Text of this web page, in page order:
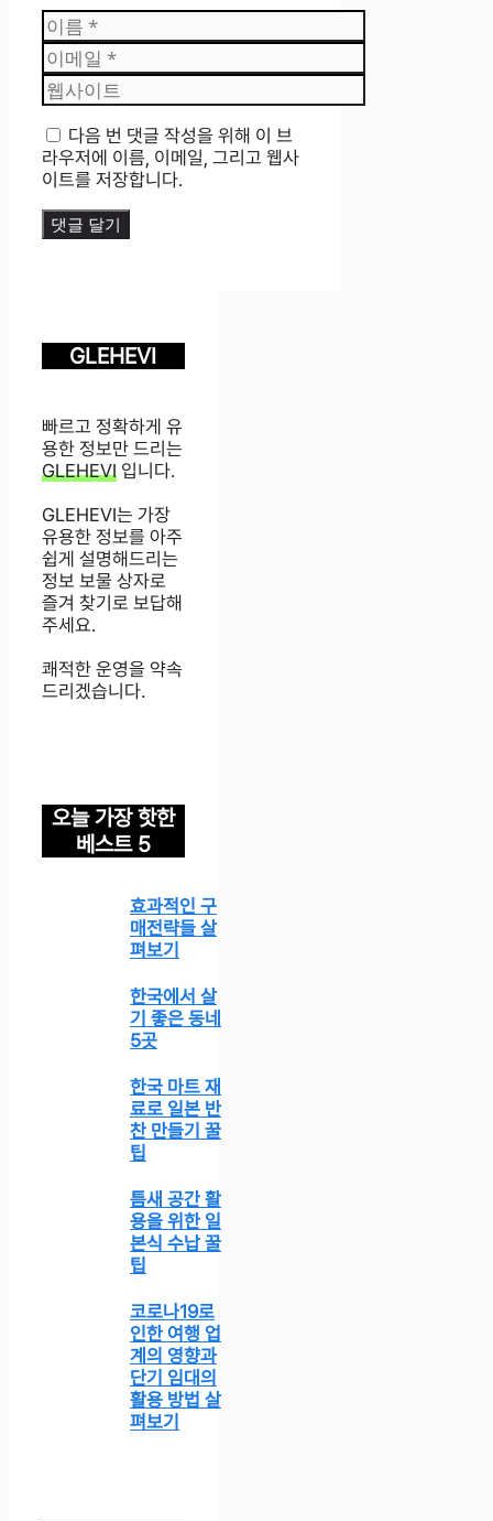
이
름
이
메
일
웹
사
이
트
다음 번 댓글 작성을 위해 이 브
라우저에 이름, 이메일, 그리고 웹사
이트를 저장합니다.
GLEHEVI
빠르고 정확하게 유
용한 정보만 드리는
GLEHEVI 입니다.
GLEHEVI는 가장
유용한 정보를 아주
쉽게 설명해드리는
정보 보물 상자로
즐겨 찾기로 보답해
주세요.
쾌적한 운영을 약속
드리겠습니다.
오늘 가장 핫한
베스트 5
효과적인 구
매전략들 살
펴보기
한국에서 살
기 좋은 동네
5곳
한국 마트 재
료로 일본 반
찬 만들기 꿀
팁
틈새 공간 활
용을 위한 일
본식 수납 꿀
팁
코로나19로
인한 여행 업
계의 영향과
단기 임대의
활용 방법 살
펴보기